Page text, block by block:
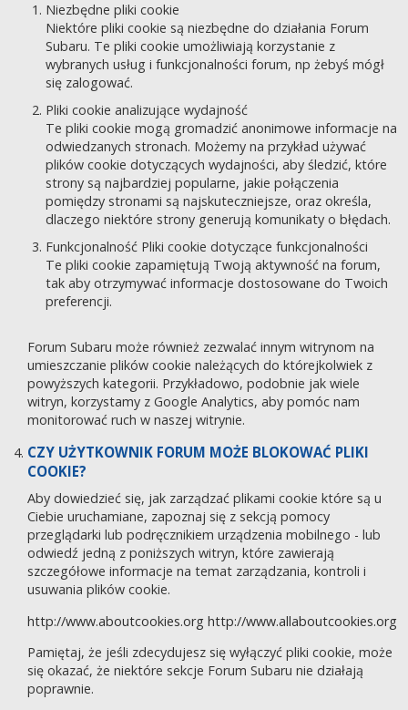
Niezbędne pliki cookie
Niektóre pliki cookie są niezbędne do działania Forum
Subaru. Te pliki cookie umożliwiają korzystanie z
wybranych usług i funkcjonalności forum, np żebyś mógł
się zalogować.
Pliki cookie analizujące wydajność
Te pliki cookie mogą gromadzić anonimowe informacje na
odwiedzanych stronach. Możemy na przykład używać
plików cookie dotyczących wydajności, aby śledzić, które
strony są najbardziej popularne, jakie połączenia
pomiędzy stronami są najskuteczniejsze, oraz określa,
dlaczego niektóre strony generują komunikaty o błędach.
Funkcjonalność Pliki cookie dotyczące funkcjonalności
Te pliki cookie zapamiętują Twoją aktywność na forum,
tak aby otrzymywać informacje dostosowane do Twoich
preferencji.
Forum Subaru może również zezwalać innym witrynom na
umieszczanie plików cookie należących do którejkolwiek z
powyższych kategorii. Przykładowo, podobnie jak wiele
witryn, korzystamy z Google Analytics, aby pomóc nam
monitorować ruch w naszej witrynie.
CZY UŻYTKOWNIK FORUM MOŻE BLOKOWAĆ PLIKI
COOKIE?
Aby dowiedzieć się, jak zarządzać plikami cookie które są u
Ciebie uruchamiane, zapoznaj się z sekcją pomocy
przeglądarki lub podręcznikiem urządzenia mobilnego - lub
odwiedź jedną z poniższych witryn, które zawierają
szczegółowe informacje na temat zarządzania, kontroli i
usuwania plików cookie.
http://www.aboutcookies.org http://www.allaboutcookies.org
Pamiętaj, że jeśli zdecydujesz się wyłączyć pliki cookie, może
się okazać, że niektóre sekcje Forum Subaru nie działają
poprawnie.